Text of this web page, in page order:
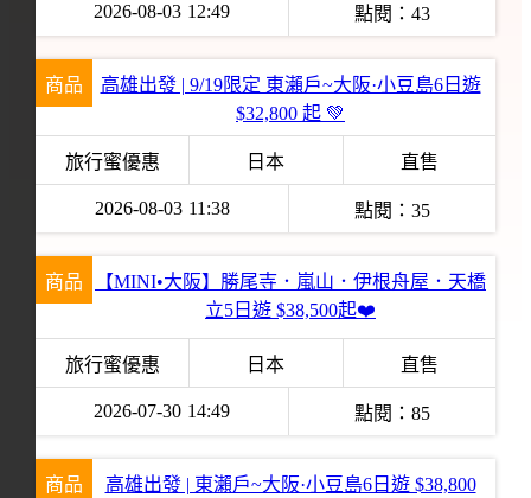
2026-08-03 12:49 點閱：43
商品
高雄出發 | 9/19限定 東瀨戶~大阪·小豆島6日遊
$32,800 起 💚
旅行蜜優惠 日本 直售
2026-08-03 11:38 點閱：35
商品
【MINI•大阪】勝尾寺．嵐山．伊根舟屋．天橋
立5日遊 $38,500起❤️
旅行蜜優惠 日本 直售
2026-07-30 14:49 點閱：85
商品
高雄出發 | 東瀨戶~大阪·小豆島6日遊 $38,800